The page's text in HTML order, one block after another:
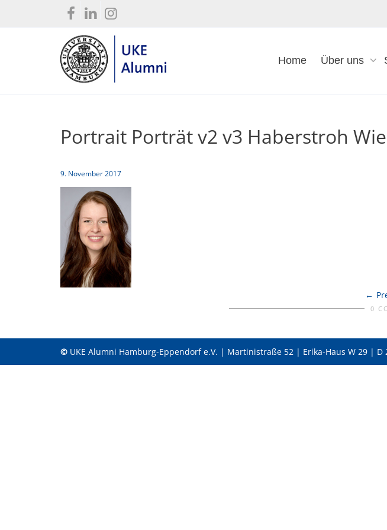
Home Über uns
Portrait Porträt v2 v3 Haberstroh
9. November 2017
0
© UKE Alumni Hamburg-Eppendorf e.V. | Martinistraße 52 | Erika-Haus W 29 |